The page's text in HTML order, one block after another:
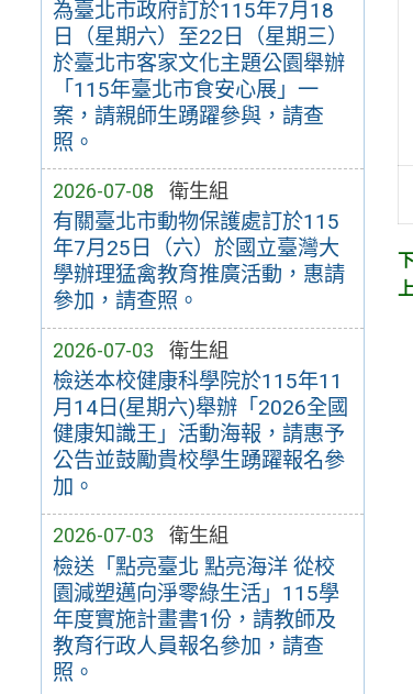
為臺北市政府訂於115年7月18
日（星期六）至22日（星期三）
於臺北市客家文化主題公園舉辦
「115年臺北市食安心展」一
案，請親師生踴躍參與，請查
照。
2026-07-08 衛生組
有關臺北市動物保護處訂於115
年7月25日（六）於國立臺灣大
學辦理猛禽教育推廣活動，惠請
參加，請查照。
2026-07-03 衛生組
檢送本校健康科學院於115年11
月14日(星期六)舉辦「2026全國
健康知識王」活動海報，請惠予
公告並鼓勵貴校學生踴躍報名參
加。
2026-07-03 衛生組
檢送「點亮臺北 點亮海洋 從校
園減塑邁向淨零綠生活」115學
年度實施計畫書1份，請教師及
教育行政人員報名參加，請查
照。